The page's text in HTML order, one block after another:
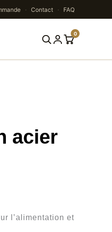
· Contact · FAQ
0
acier
l’alimentation et